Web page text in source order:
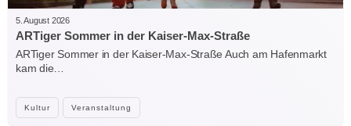
Kultur Veranstaltung
5. August 2026
ARTiger Sommer in der Kaiser-Max-Straße
ARTiger Sommer in der Kaiser-Max-Straße Auch am Hafenmarkt
kam die…